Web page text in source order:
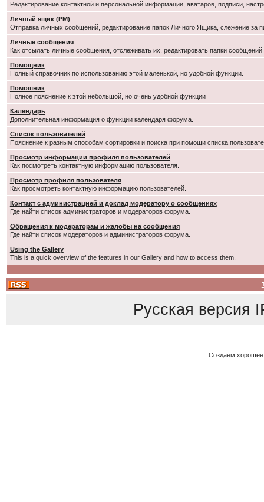
Редактирование контактной и персональной информации, аватаров, подписи,
Личный ящик (PM)
Отправка личных сообщений, редактирование папок Личного Ящика, слежение за
Личные сообщения
Как отсылать личные сообщения, отслеживать их, редактировать папки
Помощник
Полный справочник по использованию этой маленькой, но удобной функции.
Помошник
Полное пояснение к этой небольшой, но очень удобной функции
Календарь
Дополнительная информация о функции календаря форума.
Список пользователей
Пояснение к разным способам сортировки и поиска при помощи списка
Просмотр информации профиля пользователей
Как посмотреть контактную информацию пользователя.
Просмотр профиля пользователя
Как просмотреть контактную информацию пользователей.
Контакт с администрацией и доклад модератору о сообщениях
Где найти список администраторов и модераторов форума.
Обращения к модераторам и жалобы на сообщения
Где найти список модераторов и администраторов форума.
Using the Gallery
This is a quick overview of the features in our Gallery and how to access them.
Русская версия
Создаем